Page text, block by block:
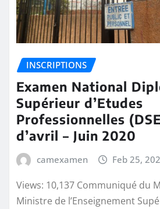
INSCRIPTIONS
Examen National
Supérieur d’Etudes
Professionnelles
d’avril – Juin 2020
camexamen Feb 25,
Views: 10,137 Communiqué du
Ministre de l’Enseignement